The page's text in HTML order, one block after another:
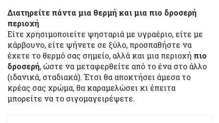
Διατηρείτε πάντα μια θερμή και μια πιο δροσερή
περιοχή
Είτε χρησιμοποιείτε ψησταριά με υγραέριο, είτε με
κάρβουνο, είτε ψήνετε σε ξύλο, προσπαθήστε να
έχετε το θερμό σας σημείο, αλλά και μια περιοχή πιο
δροσερή, ώστε να μεταφερθείτε από το ένα στο άλλο
(ιδανικά, σταδιακά). Έτσι θα αποκτήσει άμεσα το
κρέας σας χρώμα, θα καραμελώσει κι έπειτα
μπορείτε να το σιγομαγειρέψετε.